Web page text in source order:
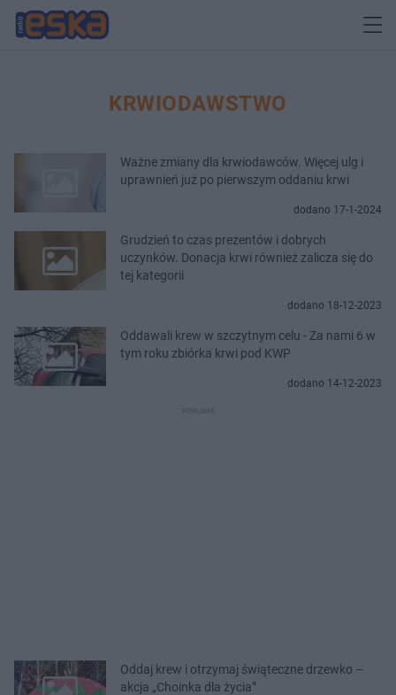
KRWIODAWSTWO
Ważne zmiany dla krwiodawców. Więcej ulg i
uprawnień już po pierwszym oddaniu krwi
dodano 17-1-2024
Grudzień to czas prezentów i dobrych
uczynków. Donacja krwi również zalicza się do
tej kategorii
dodano 18-12-2023
Oddawali krew w szczytnym celu - Za nami 6 w
tym roku zbiórka krwi pod KWP
dodano 14-12-2023
Oddaj krew i otrzymaj świąteczne drzewko –
akcja „Choinka dla życia”